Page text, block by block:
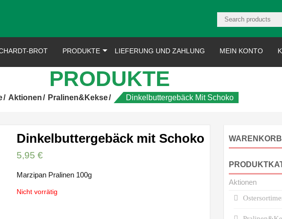
BROT
PRODUKTE LIEFERUNG UND ZAHLUNG MEIN KONTO
PRODUKTE
Aktionen Pralinen&Kekse Dinkelbuttergebäck Mit Schoko
Dinkelbuttergebäck mit Schoko
5,95€
Marzipan Pralinen 100g
Nicht vorrätig
WARENKORB
Aktionen